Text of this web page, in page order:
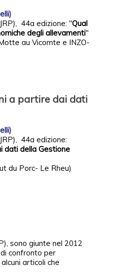
44a edizione: "Qual
degli allevamenti"
au Vicomte e INZO-
a partire dai dati
44a edizione:
dati della Gestione
du Porc- Le Rheu)
sono giunte nel 2012
confronto per
articoli che